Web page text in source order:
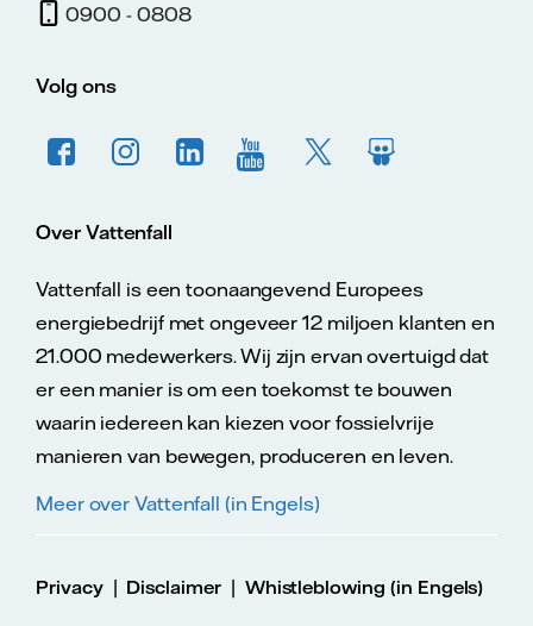
0900 - 0808
Volg ons
Over Vattenfall
Vattenfall is een toonaangevend Europees
energiebedrijf met ongeveer 12 miljoen klanten en
21.000 medewerkers. Wij zijn ervan overtuigd dat
er een manier is om een toekomst te bouwen
waarin iedereen kan kiezen voor fossielvrije
manieren van bewegen, produceren en leven.
Meer over Vattenfall (in Engels)
Privacy| Disclaimer| Whistleblowing (in Engels)